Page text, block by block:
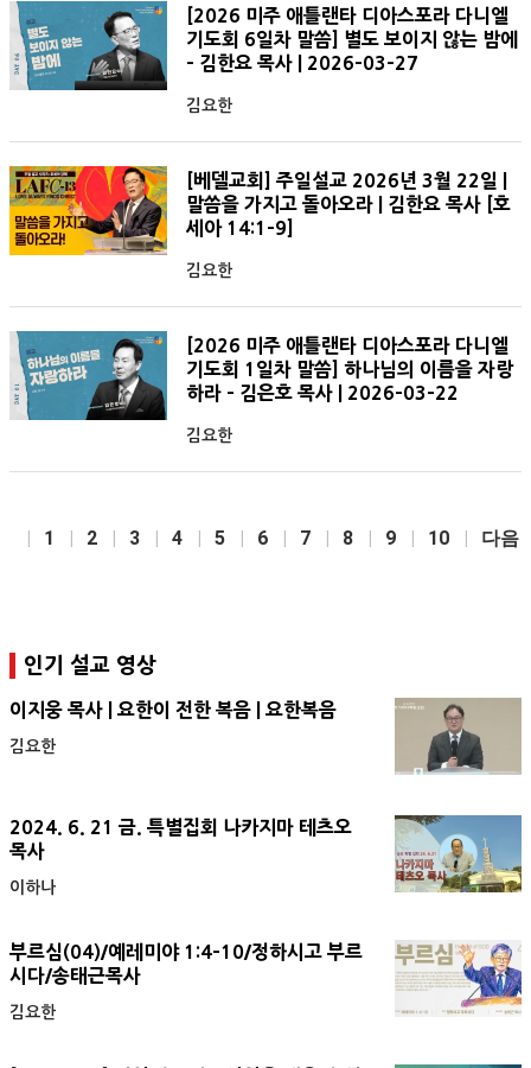
[2026 미주 애틀랜타 디아스포라 다니엘
기도회 6일차 말씀] 별도 보이지 않는 밤에
- 김한요 목사 | 2026-03-27
김요한
[베델교회] 주일설교 2026년 3월 22일 |
말씀을 가지고 돌아오라 | 김한요 목사 [호
세아 14:1-9]
김요한
[2026 미주 애틀랜타 디아스포라 다니엘
기도회 1일차 말씀] 하나님의 이름을 자랑
하라 - 김은호 목사 | 2026-03-22
김요한
1 2 3 4 5 6 7 8 9 10 다음
인기 설교 영상
이지웅 목사 | 요한이 전한 복음 | 요한복음
김요한
2024. 6. 21 금. 특별집회 나카지마 테츠오
목사
이하나
부르심(04)/예레미야 1:4-10/정하시고 부르
시다/송태근목사
김요한